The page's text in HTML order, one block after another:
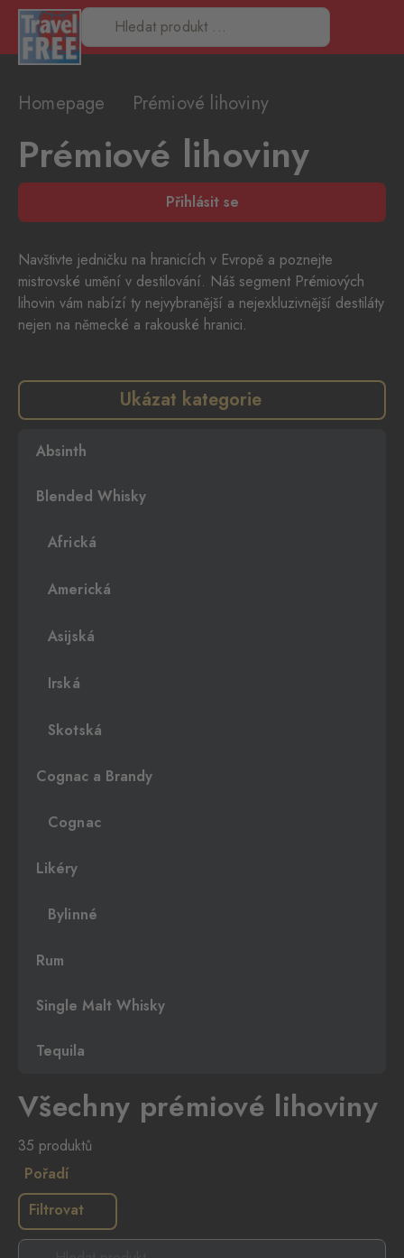
Homepage Prémiové lihoviny
Prémiové lihoviny
Přihlásit se
Navštivte jedničku na hranicích v Evropě a poznejte
mistrovské umění v destilování. Náš segment Prémiových
lihovin vám nabízí ty nejvybranější a nejexkluzivnější destiláty
nejen na německé a rakouské hranici.
Ukázat kategorie
Absinth
Blended Whisky
Africká
Americká
Asijská
Irská
Skotská
Cognac a Brandy
Cognac
Likéry
Bylinné
Rum
Single Malt Whisky
Tequila
Všechny prémiové lihoviny
35 produktů
Pořadí
Filtrovat